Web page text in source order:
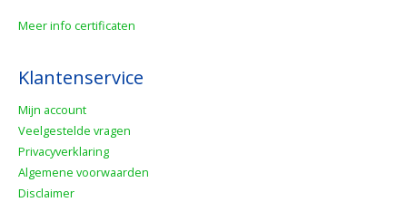
Meer info certificaten
Klantenservice
Mijn account
Veelgestelde vragen
Privacyverklaring
Algemene voorwaarden
Disclaimer